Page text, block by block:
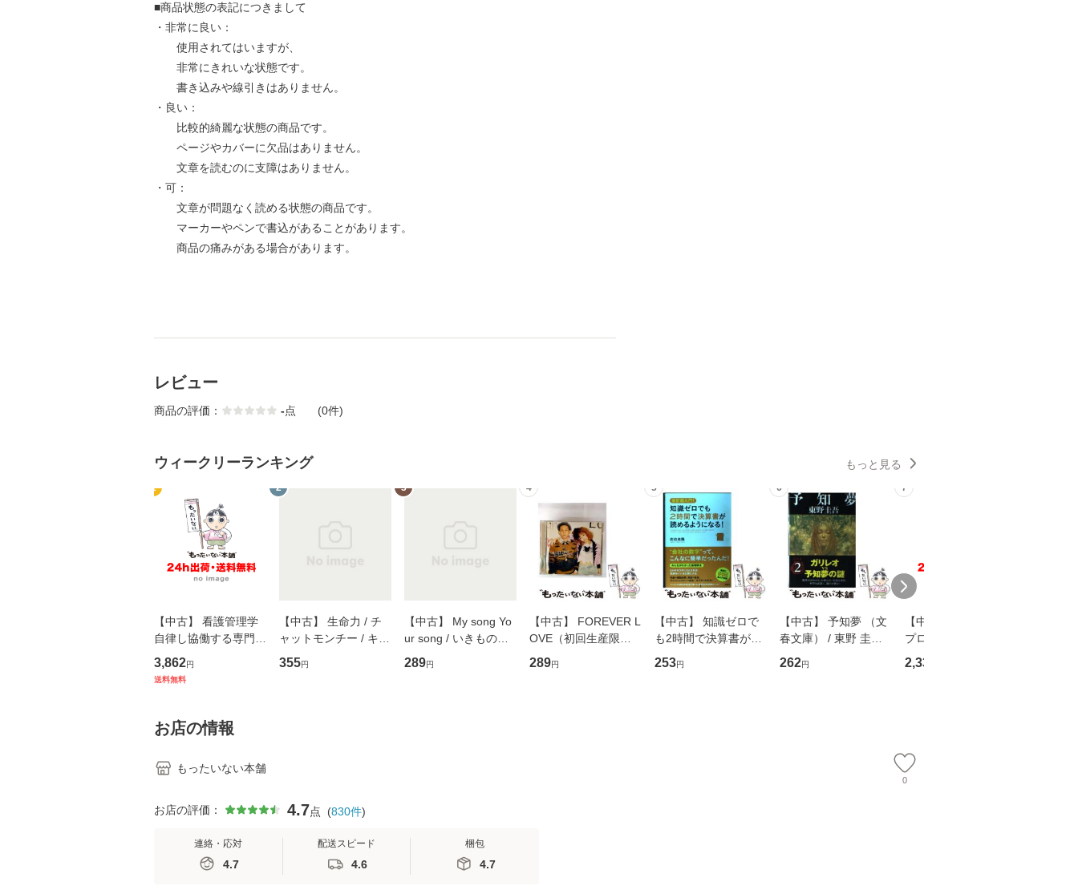
■商品状態の表記につきまして
・非常に良い：
使用されてはいますが、
非常にきれいな状態です。
書き込みや線引きはありません。
・良い：
比較的綺麗な状態の商品です。
ページやカバーに欠品はありません。
文章を読むのに支障はありません。
・可：
文章が問題なく読める状態の商品です。
マーカーやペンで書込があることがあります。
商品の痛みがある場合があります。
レビュー
商品の評価： -点 (0件)
ウィークリーランキング もっと見る
1
【中古】 看護管理学
自律し協働する専門職
の看護マネジメントス
キル 改訂第3版 (看護
堂 [単行
3,862円
送料無料
2
【中古】 生命力 / チ
ャットモンチー / キュ
ーンレコード [CD]
【メール便送料無料】
355円
3
【中古】 My song Yo
ur song / いきものが
かり / [CD]【メール便
送料無料】
289円
4
【中古】 FOREVER L
OVE（初回生産限定
盤） / 清水翔太×加藤
ミリヤ / [CD]【メール
289円
5
【中古】 知識ゼロで
も2時間で決算書が読
めるようになる！ 会
計超入門！ / 佐伯 良
253円
6
【中古】 予知夢 （文
春文庫） / 東野 圭吾 /
文藝春秋 [文庫]【メー
ル便送料無料】
262円
7
【中古】 野ブタ。を
プロデュース [DVD-B
OX] / バップ [DVD]
【メール便送料無料】
2,335
お店の情報
もったいない本舗
0
お店の評価： 4.7点 (830件)
連絡・応対
4.7
配送スピード
4.6
梱包
4.7